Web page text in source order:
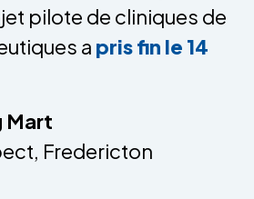
pilote de cliniques de
a pris fin le 14
Mart
Fredericton